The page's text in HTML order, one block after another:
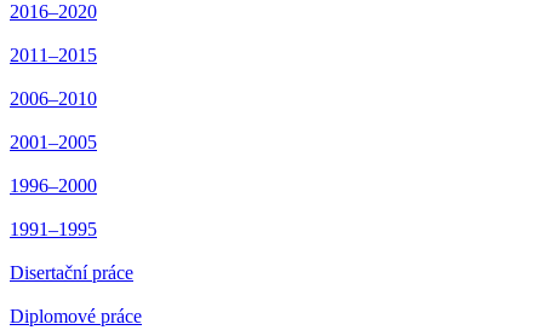
2016–2020
2011–2015
2006–2010
2001–2005
1996–2000
1991–1995
Disertační práce
Diplomové práce